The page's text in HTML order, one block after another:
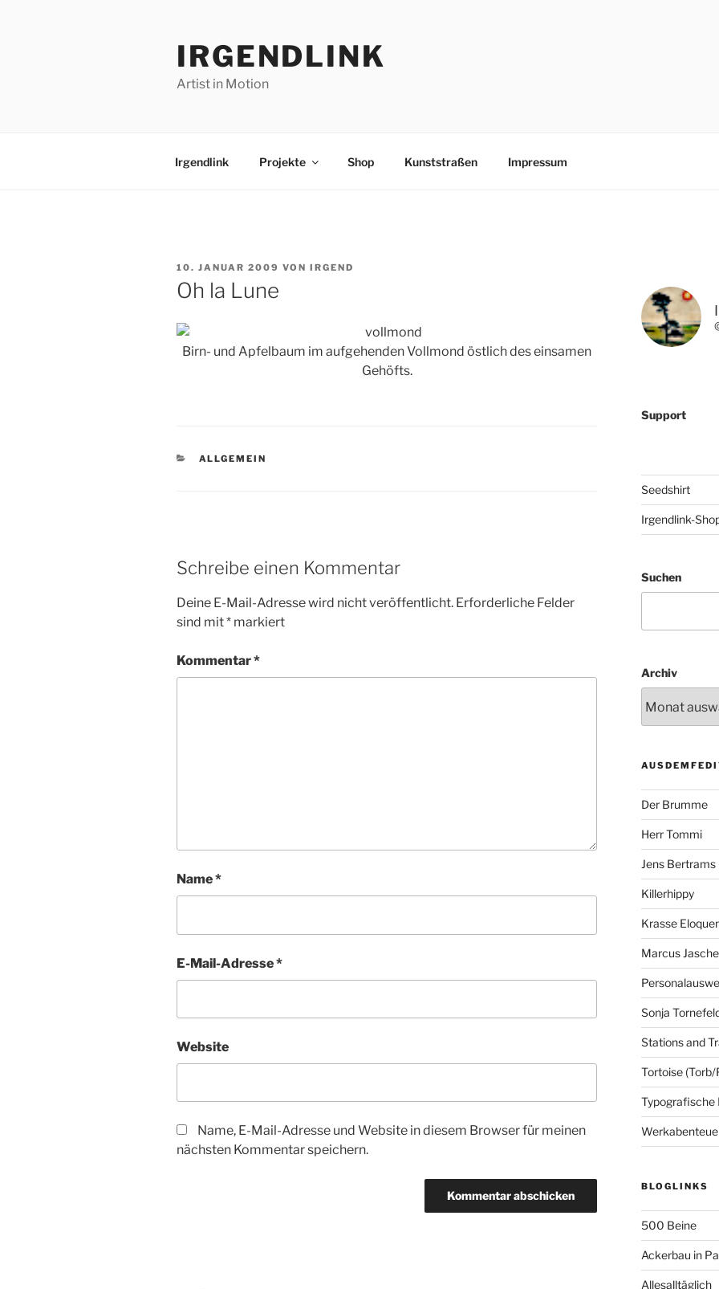
IRGENDLINK
Artist in Motion
Irgendlink Projekte Shop Kunststraßen Impressum
VERÖFFENTLICHT
AM
10. JANUAR 2009 VON IRGEND
Oh la Lune
Birn- und Apfelbaum im aufgehenden Vollmond östlich des einsamen
Gehöfts.
KATEGORIEN
ALLGEMEIN
Schreibe einen Kommentar
Deine E-Mail-Adresse wird nicht veröffentlicht. Erforderliche Felder
sind mit* markiert
Kommentar*
Name*
E-Mail-Adresse*
Website
Name, E-Mail-Adresse und Website in diesem Browser für meinen
nächsten Kommentar speichern.
Support
Seedshirt
Irgendlink-
Suchen
Archiv
Der Brumme
Herr Tommi
Jens Bertrams
Killerhippy
Krasse
Marcus
Sonja
Stations and
Tortoise (Torb/
Typografische
BLOGLINKS
500 Beine
Ackerbau in
Allesalltäglich